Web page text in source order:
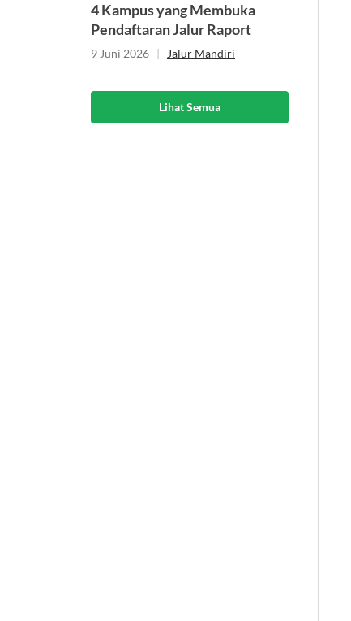
4 Kampus yang Membuka
Pendaftaran Jalur Raport
9 Juni 2026 | Jalur Mandiri
Lihat Semua